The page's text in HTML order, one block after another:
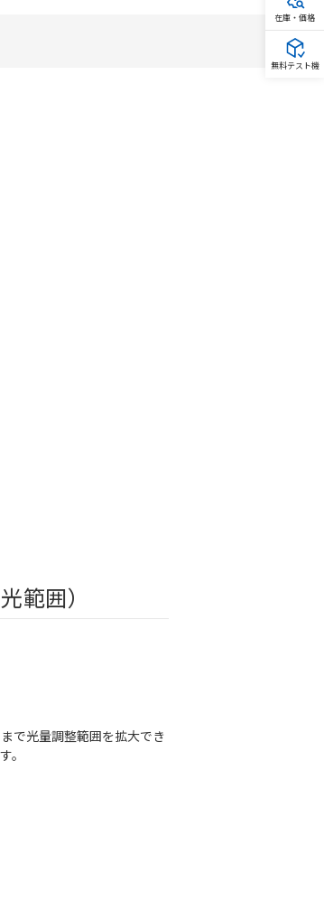
範囲）
で光量調整範囲を拡大でき
。
在庫・価格
無料テスト機